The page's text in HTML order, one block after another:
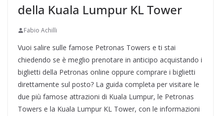
della Kuala Lumpur KL Tower
Fabio Achilli
Vuoi salire sulle famose Petronas Towers e ti stai
chiedendo se è meglio prenotare in anticipo acquistando i
biglietti della Petronas online oppure comprare i biglietti
direttamente sul posto? La guida completa per visitare le
due più famose attrazioni di Kuala Lumpur, le Petronas
Towers e la Kuala Lumpur KL Tower, con le informazioni